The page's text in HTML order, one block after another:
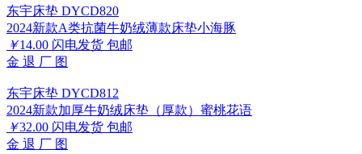
东宇床垫 DYCD820
2024新款A类抗菌牛奶绒薄款床垫小海豚
￥14.00 闪电发货 包邮
金 退 厂 图
东宇床垫 DYCD812
2024新款加厚牛奶绒床垫（厚款）蜜桃花语
￥32.00 闪电发货 包邮
金 退 厂 图